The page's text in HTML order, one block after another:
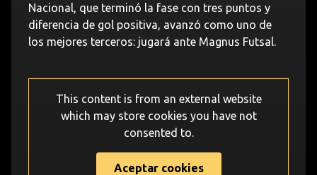
Nacional, que terminó la fase con tres puntos y
diferencia de gol positiva, avanzó como uno de
los mejores terceros: jugará ante Magnus Futsal.
This content is from an external website
which may store cookies you have not
consented to.
Aceptar cookies